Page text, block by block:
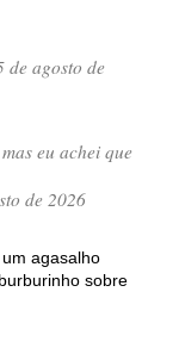
agosto de
eu achei que
de 2026
agasalho
sobre